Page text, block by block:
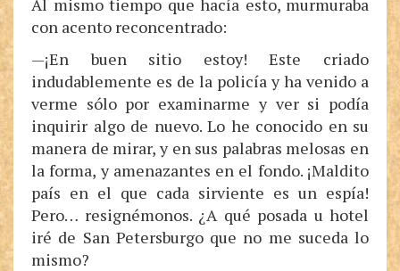
Al mismo tiempo que hacía esto, murmuraba
con acento reconcentrado:
—¡En buen sitio estoy! Este criado
indudablemente es de la policía y ha venido a
verme sólo por examinarme y ver si podía
inquirir algo de nuevo. Lo he conocido en su
manera de mirar, y en sus palabras melosas en
la forma, y amenazantes en el fondo. ¡Maldito
país en el que cada sirviente es un espía!
Pero… resignémonos. ¿A qué posada u hotel
iré de San Petersburgo que no me suceda lo
mismo?